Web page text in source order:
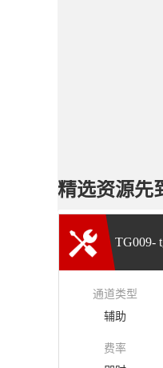
精选资源先
TG009-
通道类型
辅助
费率